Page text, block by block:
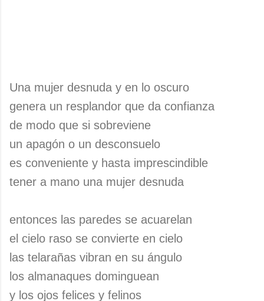
Una mujer desnuda y en lo oscuro
genera un resplandor que da confianza
de modo que si sobreviene
un apagón o un desconsuelo
es conveniente y hasta imprescindible
tener a mano una mujer desnuda
entonces las paredes se acuarelan
el cielo raso se convierte en cielo
las telarañas vibran en su ángulo
los almanaques dominguean
y los ojos felices y felinos